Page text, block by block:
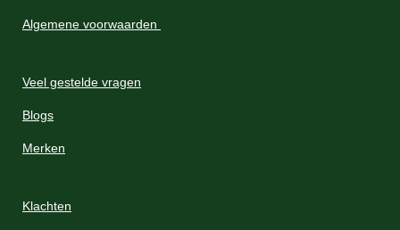
Algemene voorwaarden
Veel gestelde vragen
Blogs
Merken
Klachten